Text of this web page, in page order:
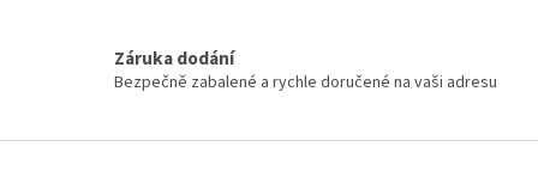
u
Záruka dodání
Bezpečně zabalené a rychle doručené na vaši adresu